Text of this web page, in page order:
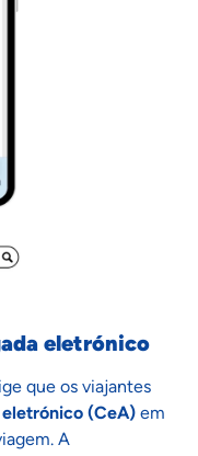
eletrónico
que os viajantes
(CeA) em
A